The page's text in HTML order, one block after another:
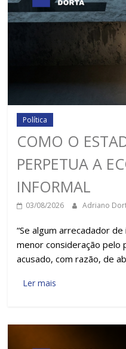
Política
COMO O
PERPETUA A
INFORMAL
03/08/2026 Adriano
“Se algum arrecadador
menor consideração
acusado, com razão, de
Ler mais